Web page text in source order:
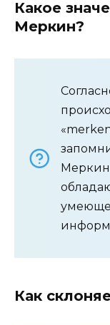
Какое
Меркин?
Меркин
Как